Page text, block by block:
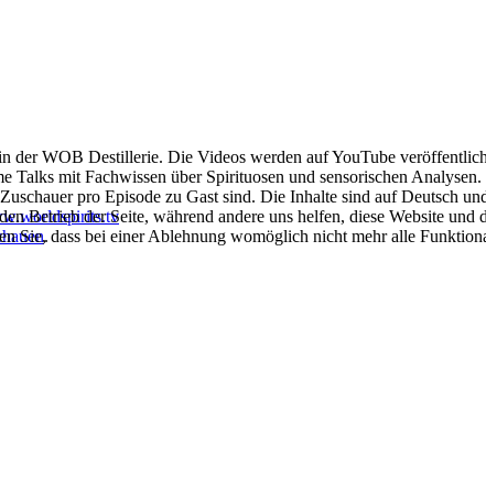
der WOB Destillerie. Die Videos werden auf YouTube
mit Fachwissen über Spirituosen und sensorischen Analysen.
pro Episode zu Gast sind. Die Inhalte sind auf Deutsch
.
Betrieb der Seite, während andere uns helfen, diese Website
Sie, dass bei einer Ablehnung womöglich nicht mehr alle